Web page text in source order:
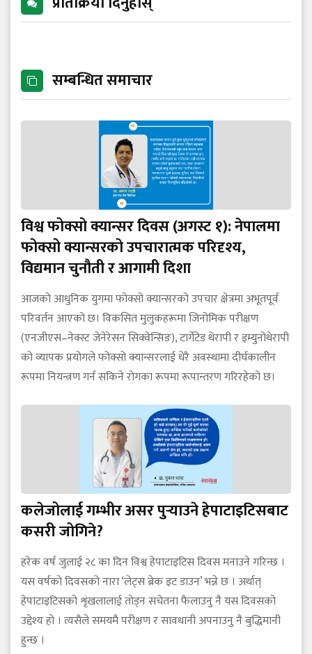
सम्बन्धित समाचार
विश्व फोक्सो क्यान्सर दिवस (अगस्ट १): नेपालमा
फोक्सो क्यान्सरको उपचारात्मक परिदृश्य,
विद्यमान चुनौती र आगामी दिशा
आजको आधुनिक युगमा फोक्सो क्यान्सरको उपचार क्षेत्रमा अभूतपूर्व
परिवर्तन आएको छ। विकसित मुलुकहरूमा जिनोमिक परीक्षण
(एनजीएस–नेक्स्ट जेनेरेसन सिक्वेन्सिङ), टार्गेटेड थेरापी र इम्युनोथेरापी
को व्यापक प्रयोगले फोक्सो क्यान्सरलाई धेरै अवस्थामा दीर्घकालीन
रूपमा नियन्त्रण गर्न सकिने रोगका रूपमा रूपान्तरण गरिरहेको छ।
कलेजोलाई गम्भीर असर पुर्‍याउने हेपाटाइटिसबाट
कसरी जोगिने?
हरेक वर्ष जुलाई २८ का दिन विश्व हेपाटाइटिस दिवस मनाउने गरिन्छ ।
यस वर्षको दिवसको नारा ‘लेट्स ब्रेक इट डाउन’ भन्ने छ । अर्थात्
हेपाटाइटिसको शृंखलालाई तोड्न सचेतना फैलाउनु नै यस दिवसको
उद्देश्य हो । त्यसैले समयमै परीक्षण र सावधानी अपनाउनु नै बुद्धिमानी
हुन्छ ।